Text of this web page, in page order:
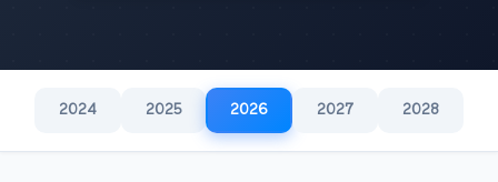
2024 2025 2026 2027 2028